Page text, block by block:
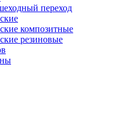
переход
композитные
резиновые